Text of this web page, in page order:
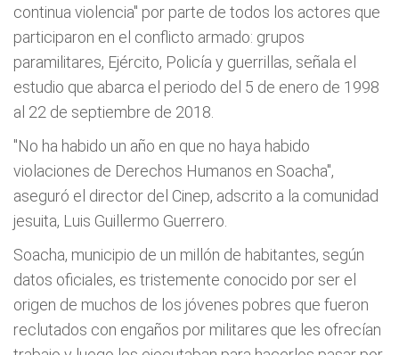
continua violencia" por parte de todos los actores que
participaron en el conflicto armado: grupos
paramilitares, Ejército, Policía y guerrillas, señala el
estudio que abarca el periodo del 5 de enero de 1998
al 22 de septiembre de 2018.
"No ha habido un año en que no haya habido
violaciones de Derechos Humanos en Soacha",
aseguró el director del Cinep, adscrito a la comunidad
jesuita, Luis Guillermo Guerrero.
Soacha, municipio de un millón de habitantes, según
datos oficiales, es tristemente conocido por ser el
origen de muchos de los jóvenes pobres que fueron
reclutados con engaños por militares que les ofrecían